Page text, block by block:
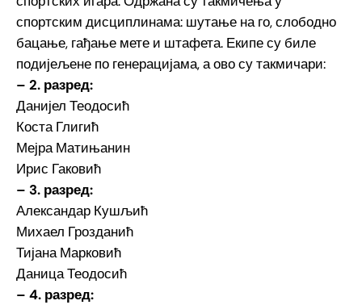
спортским дисциплинама: шутање на го, слободно
бацање, гађање мете и штафета. Екипе су биле
подијељене по генерацијама, а ово су такмичари:
– 2. разред:
Данијел Теодосић
Коста Глигић
Мејра Матињанин
Ирис Гаковић
– 3. разред:
Александар Кушљић
Михаел Грозданић
Тијана Марковић
Даница Теодосић
– 4. разред: